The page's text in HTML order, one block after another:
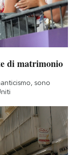
di matrimonio
sono